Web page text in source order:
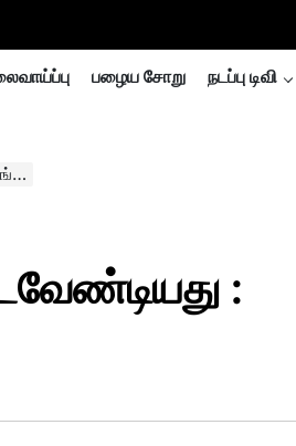
பழைய சோறு நடப்பு டிவி
: